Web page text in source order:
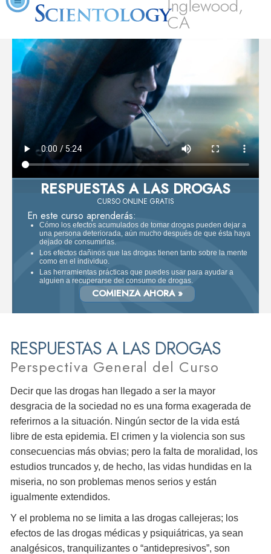
Inglewood,
CA
RESPUESTAS A LAS DROGAS
CURSO ONLINE GRATIS
En este curso aprenderás:
Cómo los efectos acumulados de tomar drogas pueden dejar a
una persona deteriorada, aún mucho después de que ésta haya
dejado de consumirlas.
Los efectos dañinos que las drogas tienen tanto sobre la mente
como en el individuo.
Las herramientas prácticas que puedes usar para ayudar a
alguien a recuperarse del consumo de drogas.
COMIENZA AHORA »
RESPUESTAS A LAS DROGAS
Perspectiva General del Curso
Decir que las drogas han llegado a ser la mayor
desgracia de la sociedad no es una forma exagerada de
referirnos a la situación. Ningún sector de la vida está
libre de esta epidemia. El crimen y la violencia son sus
consecuencias más obvias; pero la falta de moralidad, los
estudios truncados y, de hecho, las vidas hundidas en la
miseria, no son problemas menos serios y están
igualmente extendidos.
Y el problema no se limita a las drogas callejeras; los
efectos de las drogas médicas y psiquiátricas, ya sean
analgésicos, tranquilizantes o “antidepresivos”, son